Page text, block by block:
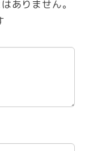
ありません。